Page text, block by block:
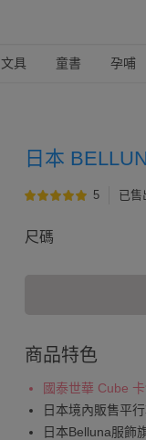
文具 童書 孕哺
日本
5 已售
尺碼
商品特色
國泰世華 Cube
日本境內販售平
日本Belluna服飾